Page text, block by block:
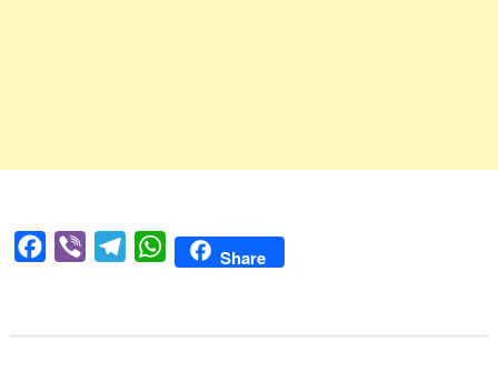
Facebook
Viber TelegramWhatsAppShare